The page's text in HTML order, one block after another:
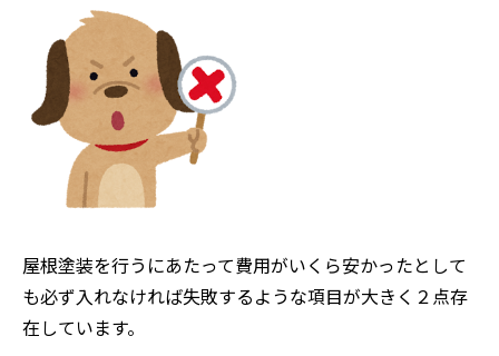
屋根塗装を行うにあたって費用がいくら安かったとして
も必ず入れなければ失敗するような項目が大きく２点存
在しています。